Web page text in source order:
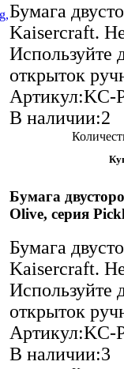
Бумага
Kaisercraft.
Используйте
открыток
Артикул:KC-
В наличии:2
Бумага
Olive, серия
Бумага
Kaisercraft.
Используйте
открыток
Артикул:KC-
В наличии:3